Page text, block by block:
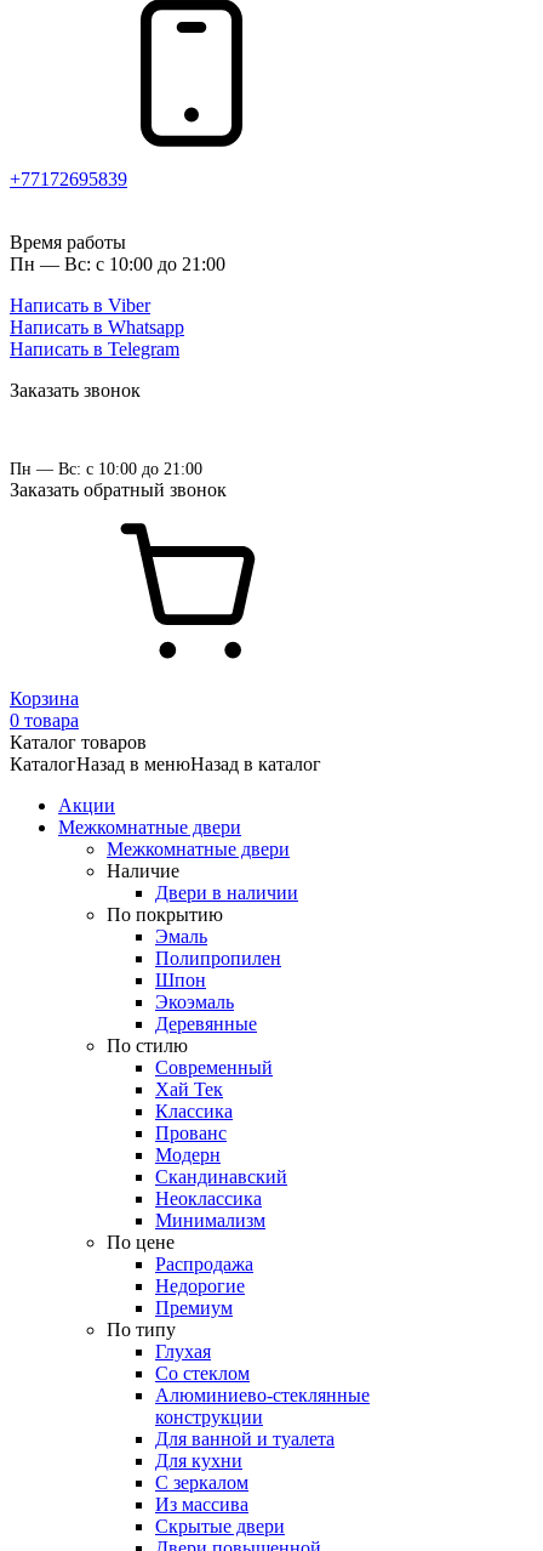
+77172695839
Время работы
Пн — Вс: с 10:00 до 21:00
Написать в Viber
Написать в Whatsapp
Написать в Telegram
Заказать звонок
Пн — Вс: с 10:00 до 21:00
Заказать обратный звонок
Корзина
0 товара
Каталог товаров
КаталогНазад в менюНазад в каталог
Акции
Межкомнатные двери
Межкомнатные двери
Наличие
Двери в наличии
По покрытию
Эмаль
Полипропилен
Шпон
Экоэмаль
Деревянные
По стилю
Современный
Хай Тек
Классика
Прованс
Модерн
Скандинавский
Неоклассика
Минимализм
По цене
Распродажа
Недорогие
Премиум
По типу
Глухая
Со стеклом
Алюминиево-стеклянные
конструкции
Для ванной и туалета
Для кухни
С зеркалом
Из массива
Скрытые двери